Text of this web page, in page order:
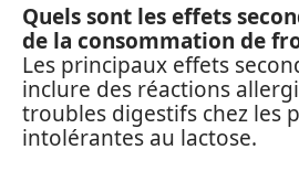
Quels sont les effets
de la consommation de
Les principaux effets
inclure des réactions
troubles digestifs chez les
intolérantes au lactose.